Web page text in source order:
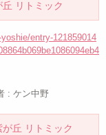
リトミック
entry-121859014
: ケン中野
丘 リトミック